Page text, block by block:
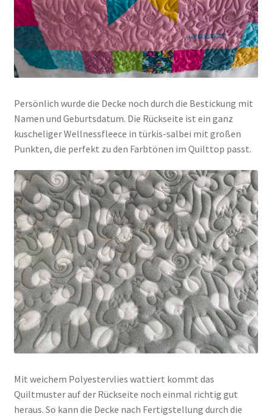
Persönlich wurde die Decke noch durch die Bestickung mit
Namen und Geburtsdatum. Die Rückseite ist ein ganz
kuscheliger Wellnessfleece in türkis-salbei mit großen
Punkten, die perfekt zu den Farbtönen im Quilttop passt.
Mit weichem Polyestervlies wattiert kommt das
Quiltmuster auf der Rückseite noch einmal richtig gut
heraus. So kann die Decke nach Fertigstellung durch die